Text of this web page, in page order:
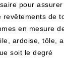
pour
de
en mesure
ardoise, tôle,
soit le degré